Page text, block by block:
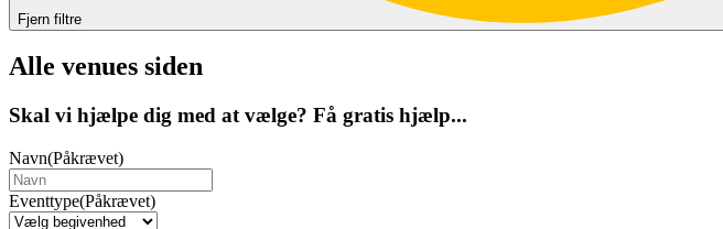
Fjern filtre
Alle venues siden
Skal vi hjælpe dig med at vælge? Få gratis hjælp...
Navn(Påkrævet)
Eventtype(Påkrævet)